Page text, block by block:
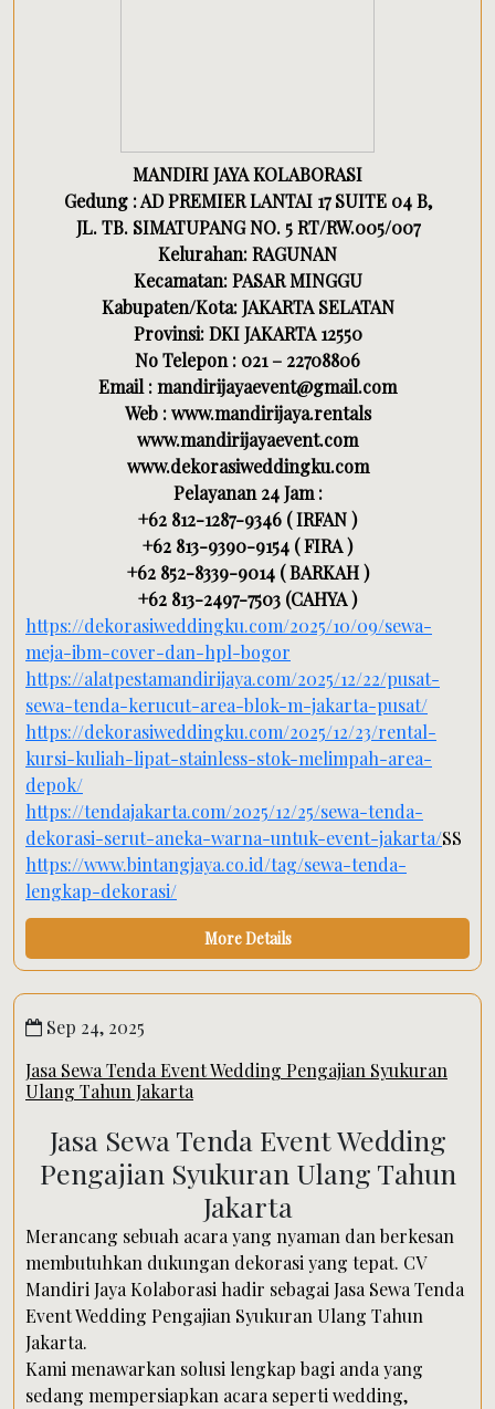
MANDIRI JAYA KOLABORASI
Gedung : AD PREMIER LANTAI 17 SUITE 04 B,
JL. TB. SIMATUPANG NO. 5 RT/RW.005/007
Kelurahan: RAGUNAN
Kecamatan: PASAR MINGGU
Kabupaten/Kota: JAKARTA SELATAN
Provinsi: DKI JAKARTA 12550
No Telepon : 021 – 22708806
Email : mandirijayaevent@gmail.com
Web : www.mandirijaya.rentals
www.mandirijayaevent.com
www.dekorasiweddingku.com
Pelayanan 24 Jam :
+62 812-1287-9346 ( IRFAN )
+62 813-9390-9154 ( FIRA )
+62 852-8339-9014 ( BARKAH )
+62 813-2497-7503 (CAHYA )
https://dekorasiweddingku.com/2025/10/09/sewa-
meja-ibm-cover-dan-hpl-bogor
https://alatpestamandirijaya.com/2025/12/22/pusat-
sewa-tenda-kerucut-area-blok-m-jakarta-pusat/
https://dekorasiweddingku.com/2025/12/23/rental-
kursi-kuliah-lipat-stainless-stok-melimpah-area-
depok/
https://tendajakarta.com/2025/12/25/sewa-tenda-
dekorasi-serut-aneka-warna-untuk-event-jakarta/SS
https://www.bintangjaya.co.id/tag/sewa-tenda-
lengkap-dekorasi/
More Details
Sep 24, 2025
Jasa Sewa Tenda Event Wedding Pengajian Syukuran
Ulang Tahun Jakarta
Jasa Sewa Tenda Event Wedding
Pengajian Syukuran Ulang Tahun
Jakarta
Merancang sebuah acara yang nyaman dan berkesan
membutuhkan dukungan dekorasi yang tepat. CV
Mandiri Jaya Kolaborasi hadir sebagai Jasa Sewa Tenda
Event Wedding Pengajian Syukuran Ulang Tahun
Jakarta.
Kami menawarkan solusi lengkap bagi anda yang
sedang mempersiapkan acara seperti wedding,